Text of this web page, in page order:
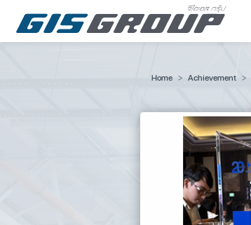
Home Achievement